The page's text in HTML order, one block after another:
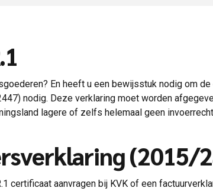
En heeft u een bewijsstuk nodig om
nodig. Deze verklaring moet worden
lagere of zelfs helemaal geen
(2015/
certificaat aanvragen bij KVK of een